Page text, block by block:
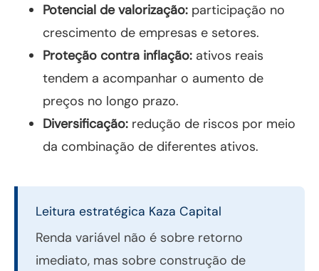
Potencial de valorização: participação no
crescimento de empresas e setores.
Proteção contra inflação: ativos reais
tendem a acompanhar o aumento de
preços no longo prazo.
Diversificação: redução de riscos por meio
da combinação de diferentes ativos.
Leitura estratégica Kaza Capital
Renda variável não é sobre retorno
imediato, mas sobre construção de